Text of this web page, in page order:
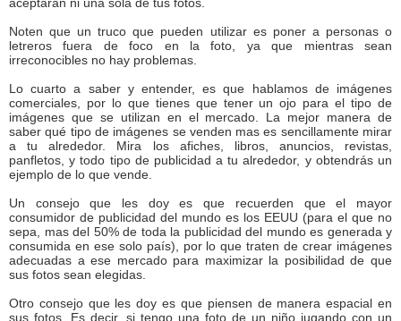
Noten que un truco que pueden utilizar es poner a personas o
letreros fuera de foco en la foto, ya que mientras sean
irreconocibles no hay problemas.
Lo cuarto a saber y entender, es que hablamos de imágenes
comerciales, por lo que tienes que tener un ojo para el tipo de
imágenes que se utilizan en el mercado. La mejor manera de
saber qué tipo de imágenes se venden mas es sencillamente mirar
a tu alrededor. Mira los afiches, libros, anuncios, revistas,
panfletos, y todo tipo de publicidad a tu alrededor, y obtendrás un
ejemplo de lo que vende.
Un consejo que les doy es que recuerden que el mayor
consumidor de publicidad del mundo es los EEUU (para el que no
sepa, mas del 50% de toda la publicidad del mundo es generada y
consumida en ese solo país), por lo que traten de crear imágenes
adecuadas a ese mercado para maximizar la posibilidad de que
sus fotos sean elegidas.
Otro consejo que les doy es que piensen de manera espacial en
sus fotos. Es decir, si tengo una foto de un niño jugando con un